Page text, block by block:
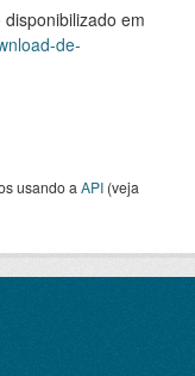
em
de-
usando a API (veja